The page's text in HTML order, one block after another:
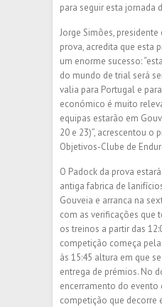
para seguir esta jornada
Jorge Simões,
prova, acredita que esta
um enorme sucesso:
do mundo de trial será
valia para Portugal e
económico é muito
equipas estarão em
20 e 23)”, acrescentou o
Objetivos-Clube de
O Padock da prova
antiga fabrica de
Gouveia e arranca na
com as verificações que
os treinos a partir das
competição começa
às 15:45 altura em que
entrega de prémios. No
encerramento do evento
competição que decorre